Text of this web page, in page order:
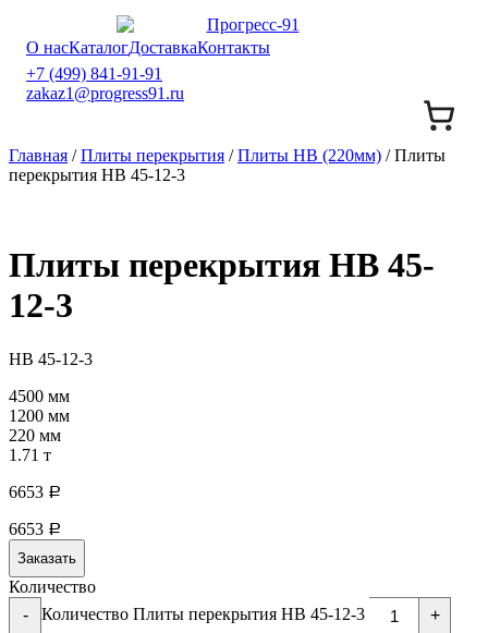
О насКаталогДоставкаКонтакты
+7 (499) 841-91-91
zakaz1@progress91.ru
Главная /Плиты перекрытия /Плиты НВ (220мм) / Плиты
перекрытия НВ 45-12-3
Плиты перекрытия НВ 45-
12-3
НВ 45-12-3
4500 мм
1200 мм
220 мм
1.71 т
6653 Р
6653 Р
Заказать
Количество
-
Количество Плиты перекрытия НВ 45-12-3
+